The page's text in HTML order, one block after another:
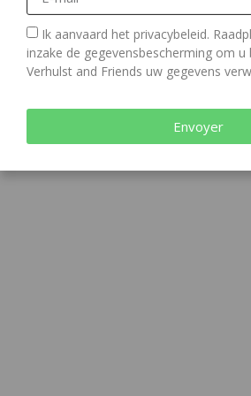
Ik aanvaard het privacybeleid.
inzake de gegevensbescherming om u
Verhulst and Friends uw gegevens
Envoyer